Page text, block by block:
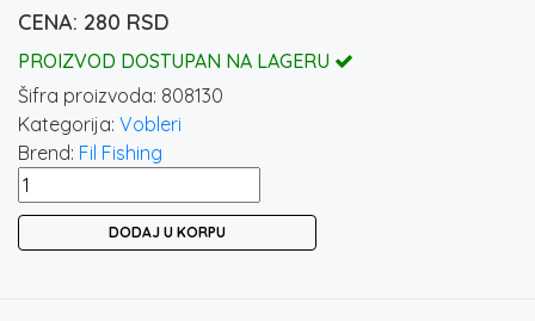
280 RSD
PROIZVOD DOSTUPAN NA LAGERU
Šifra proizvoda: 808130
Kategorija: Vobleri
Brend: Fil Fishing
FILEX
LURES
DODAJ U KORPU